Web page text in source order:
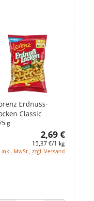
Erdnuss-
Classic
g
2,69 €
15,37 €/1 kg
inkl. MwSt., zzgl. Versand